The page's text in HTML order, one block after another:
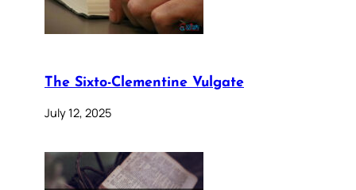
The Sixto-Clementine Vulgate
July 12, 2025